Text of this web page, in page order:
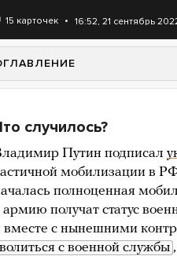
15 карточек 16:52, 21 сентябрь
случилось?
Путин подписал
мобилизации в
полноценная
армию получат статус
вместе с нынешними
с военной службы